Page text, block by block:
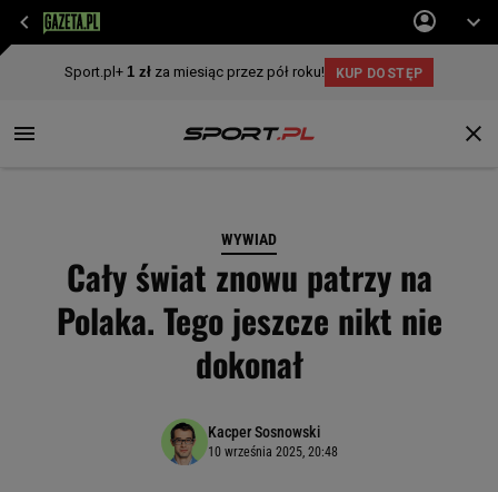
WYWIAD
Cały świat znowu patrzy na
Polaka. Tego jeszcze nikt nie
dokonał
Kacper Sosnowski
10 września 2025, 20:48